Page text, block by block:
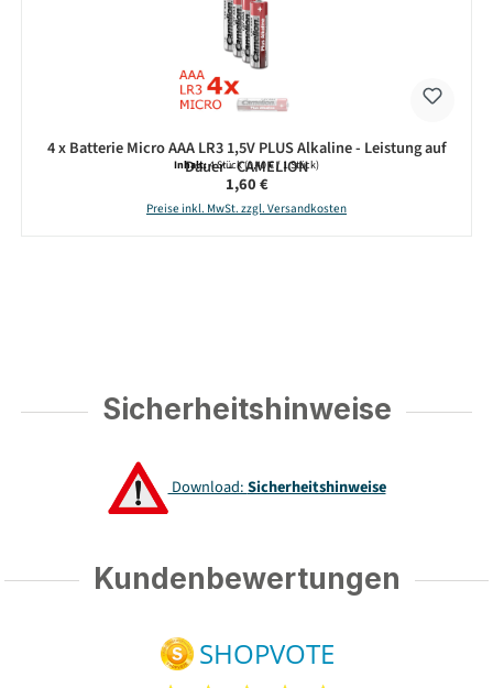
4 x Batterie Micro AAA LR3 1,5V PLUS Alkaline - Leistung auf
Dauer - CAMELION
Inhalt:4 Stück(0,40 € / 1 Stück)
Regulärer Preis:
1,60 €
Preise inkl. MwSt. zzgl. Versandkosten
Sicherheitshinweise
Download:Sicherheitshinweise
Kundenbewertungen